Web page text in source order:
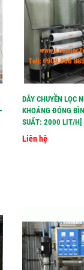
DÂY CHUYỀN LỌC
KHOÁNG ĐÓNG
SUẤT: 2000 LIT/H]
Liên hệ